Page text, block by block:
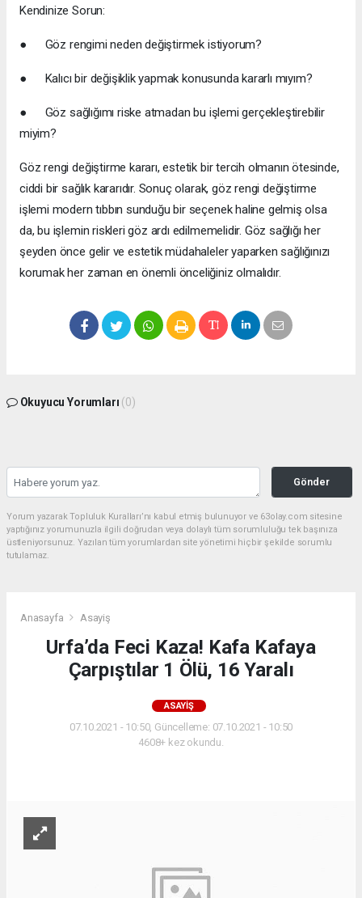
Kendinize Sorun:
● Göz rengimi neden değiştirmek istiyorum?
● Kalıcı bir değişiklik yapmak konusunda kararlı mıyım?
● Göz sağlığımı riske atmadan bu işlemi gerçekleştirebilir
miyim?
Göz rengi değiştirme kararı, estetik bir tercih olmanın ötesinde,
ciddi bir sağlık kararıdır. Sonuç olarak, göz rengi değiştirme
işlemi modern tıbbın sunduğu bir seçenek haline gelmiş olsa
da, bu işlemin riskleri göz ardı edilmemelidir. Göz sağlığı her
şeyden önce gelir ve estetik müdahaleler yaparken sağlığınızı
korumak her zaman en önemli önceliğiniz olmalıdır.
Okuyucu Yorumları (0)
Gönder
Yorum yazarak Topluluk Kuralları’nı kabul etmiş bulunuyor ve 63olay.com sitesine
yaptığınız yorumunuzla ilgili doğrudan veya dolaylı tüm sorumluluğu tek başınıza
üstleniyorsunuz. Yazılan tüm yorumlardan site yönetimi hiçbir şekilde sorumlu
tutulamaz.
Anasayfa Asayiş
Urfa’da Feci Kaza! Kafa Kafaya
Çarpıştılar 1 Ölü, 16 Yaralı
ASAYIŞ
07.10.2021 - 10:50, Güncelleme: 07.10.2021 - 10:50
4608+ kez okundu.